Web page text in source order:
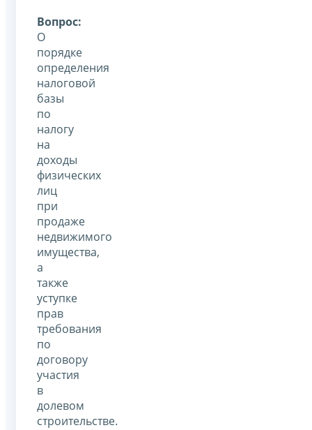
Вопрос:
О
порядке
определения
налоговой
базы
по
налогу
на
доходы
физических
лиц
при
продаже
недвижимого
имущества,
а
также
уступке
прав
требования
по
договору
участия
в
долевом
строительстве.